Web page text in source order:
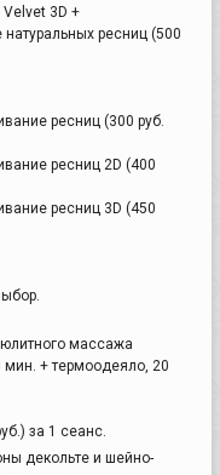
Velvet 3D +
ресниц (500
ресниц (300 руб.
ресниц 2D (400
ресниц 3D (450
массажа
+ термоодеяло, 20
за 1 сеанс.
декольте и шейно-